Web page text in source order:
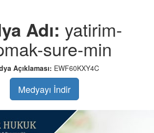
Adı: yatirim-
sure-min
Açıklaması: EWF60KXY4C
Medyayı İndir